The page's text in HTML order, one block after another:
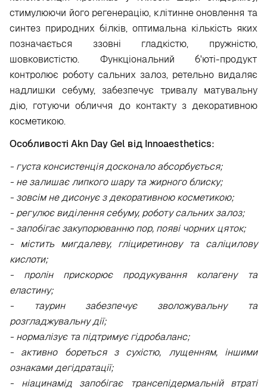
стимулюючи його регенерацію, клітинне оновлення та
синтез природних білків, оптимальна кількість яких
позначається ззовні гладкістю, пружністю,
шовковистістю. Функціональний б'юті-продукт
контролює роботу сальних залоз, ретельно видаляє
надлишки себуму, забезпечує тривалу матувальну
дію, готуючи обличчя до контакту з декоративною
косметикою.
Особливості Akn Day Gel від Innoaesthetics:
- густа консистенція досконало абсорбується;
- не залишає липкого шару та жирного блиску;
- зовсім не дисонує з декоративною косметикою;
- регулює виділення себуму, роботу сальних залоз;
- запобігає закупорюванню пор, появі чорних цяток;
- містить мигдалеву, гліциретинову та саліцилову
кислоти;
- пролін прискорює продукування колагену та
еластину;
- таурин забезпечує зволожувальну та
розгладжувальну дії;
- нормалізує та підтримує гідробаланс;
- активно бореться з сухістю, лущенням, іншими
ознаками дегідратації;
- ніацинамід запобігає трансепідермальній втраті